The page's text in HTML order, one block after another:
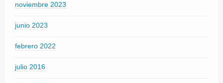
noviembre 2023
junio 2023
febrero 2022
julio 2016